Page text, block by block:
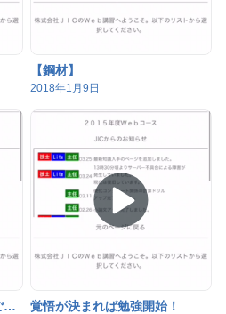
【鋼材】
2018年1月9日
新年明けましておめでとうございます 覚悟が決まれば勉強開始！